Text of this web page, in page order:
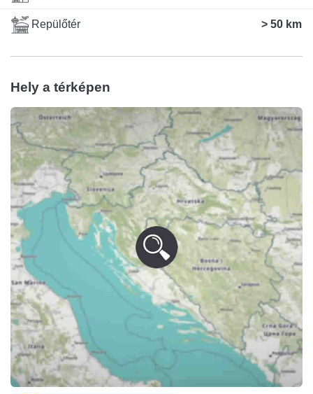
Repülőtér > 50 km
Hely a térképen